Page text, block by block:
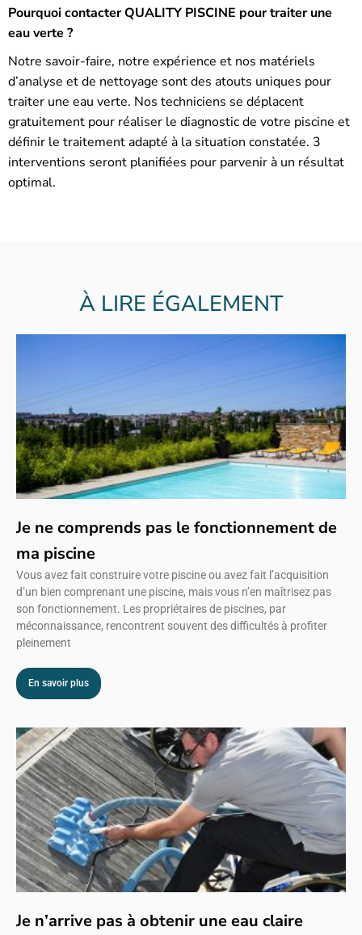
Pourquoi contacter QUALITY PISCINE pour traiter une
eau verte ?
Notre savoir-faire, notre expérience et nos matériels
d’analyse et de nettoyage sont des atouts uniques pour
traiter une eau verte. Nos techniciens se déplacent
gratuitement pour réaliser le diagnostic de votre piscine et
définir le traitement adapté à la situation constatée. 3
interventions seront planifiées pour parvenir à un résultat
optimal.
À LIRE ÉGALEMENT
Je ne comprends pas le fonctionnement de
ma piscine
Vous avez fait construire votre piscine ou avez fait l’acquisition
d’un bien comprenant une piscine, mais vous n’en maîtrisez pas
son fonctionnement. Les propriétaires de piscines, par
méconnaissance, rencontrent souvent des difficultés à profiter
pleinement
En savoir plus
Je n’arrive pas à obtenir une eau claire